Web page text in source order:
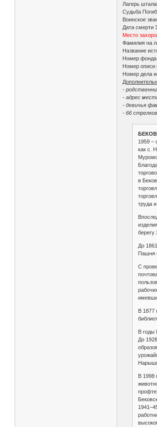
Лагерь
Судьба
Воинское
Дата смерти
Место
Фамилия на
Название
Номер фонда
Номер описи
Номер дела
-
- адрес
- девичья
- 66
1959 –
как с.
в
труда
берегу
До
Пашня
С
В 1877
В годы
До
В 1998